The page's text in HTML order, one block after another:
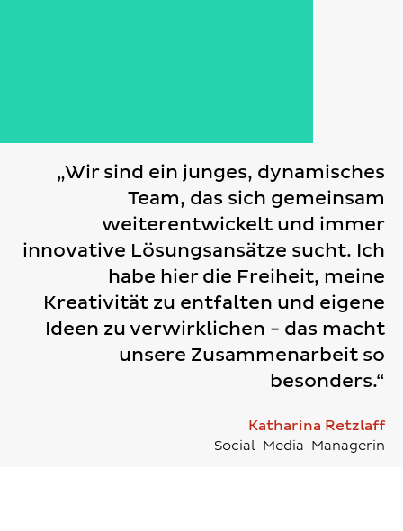
„Wir sind ein junges, dynamisches
Team, das sich gemeinsam
weiterentwickelt und immer
innovative Lösungsansätze sucht. Ich
habe hier die Freiheit, meine
Kreativität zu entfalten und eigene
Ideen zu verwirklichen - das macht
unsere Zusammenarbeit so
besonders.“
Katharina Retzlaff
Social-Media-Managerin